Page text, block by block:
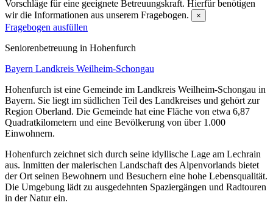
Vorschläge für eine geeignete Betreuungskraft. Hierfür benötigen
wir die Informationen aus unserem Fragebogen.
×
Fragebogen ausfüllen
Senioren­betreuung in Hohenfurch
Bayern Landkreis Weilheim-Schongau
Hohenfurch ist eine Gemeinde im Landkreis Weilheim-Schongau in
Bayern. Sie liegt im südlichen Teil des Landkreises und gehört zur
Region Oberland. Die Gemeinde hat eine Fläche von etwa 6,87
Quadratkilometern und eine Bevölkerung von über 1.000
Einwohnern.
Hohenfurch zeichnet sich durch seine idyllische Lage am Lechrain
aus. Inmitten der malerischen Landschaft des Alpenvorlands bietet
der Ort seinen Bewohnern und Besuchern eine hohe Lebensqualität.
Die Umgebung lädt zu ausgedehnten Spaziergängen und Radtouren
in der Natur ein.